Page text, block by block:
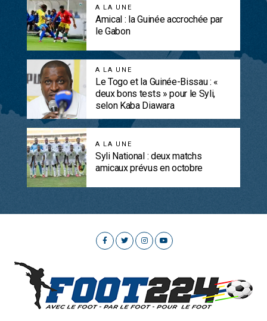
A LA UNE
Amical : la Guinée accrochée par
le Gabon
A LA UNE
Le Togo et la Guinée-Bissau : «
deux bons tests » pour le Syli,
selon Kaba Diawara
A LA UNE
Syli National : deux matchs
amicaux prévus en octobre